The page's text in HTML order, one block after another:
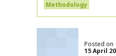
Methodology
Posted on
15 April